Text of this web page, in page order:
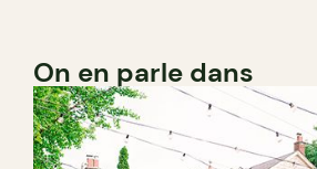
On en parle dans